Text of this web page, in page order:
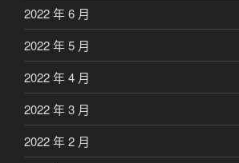
2022 年 6 月
2022 年 5 月
2022 年 4 月
2022 年 3 月
2022 年 2 月